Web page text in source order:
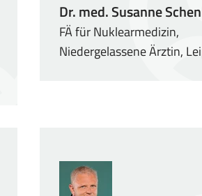
Dr. med. Susanne
FÄ für Nuklearmedizin,
Niedergelassene Ärztin,